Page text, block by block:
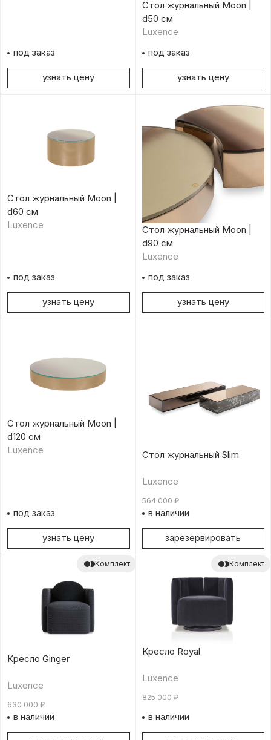
под заказ
узнать цену
Стол журнальный Moon |
d50 см
Luxence
под заказ
узнать цену
Стол журнальный Moon |
d60 см
Luxence
под заказ
узнать цену
Стол журнальный Moon |
d90 см
Luxence
под заказ
узнать цену
Стол журнальный Moon |
d120 см
Luxence
под заказ
узнать цену
Стол журнальный Slim
Luxence
564 000 ₽
в наличии
зарезервировать
Комплект
Кресло Ginger
Luxence
630 000 ₽
в наличии
Комплект
Кресло Royal
Luxence
825 000 ₽
в наличии